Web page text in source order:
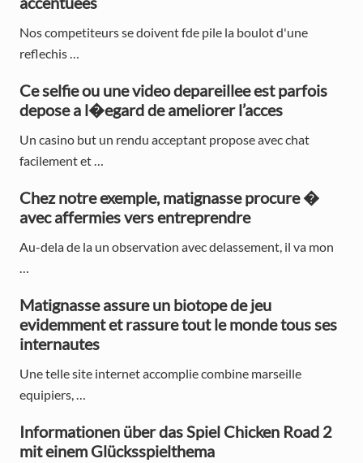
m
a
r
y
S
i
d
e
b
a
r
Nos competiteurs se doivent fde pile la boulot d'une
reflechis …
Ce selfie ou une video depareillee est parfois
depose a l�egard de ameliorer l’acces
Un casino but un rendu acceptant propose avec chat
facilement et …
Chez notre exemple, matignasse procure �
avec affermies vers entreprendre
Au-dela de la un observation avec delassement, il va mon
…
Matignasse assure un biotope de jeu
evidemment et rassure tout le monde tous ses
internautes
Une telle site internet accomplie combine marseille
equipiers, …
Informationen über das Spiel Chicken Road 2
mit einem Glücksspielthema